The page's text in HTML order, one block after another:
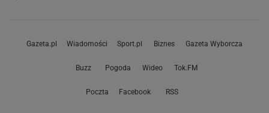
Gazeta.pl Wiadomości Sport.pl Biznes Gazeta Wyborcza
Buzz Pogoda Wideo Tok.FM
Poczta Facebook RSS